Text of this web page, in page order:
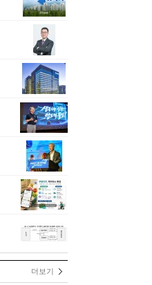
더보기